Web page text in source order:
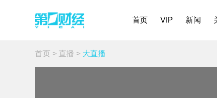
首页 VIP 新闻
首页 > 直播 > 大直播